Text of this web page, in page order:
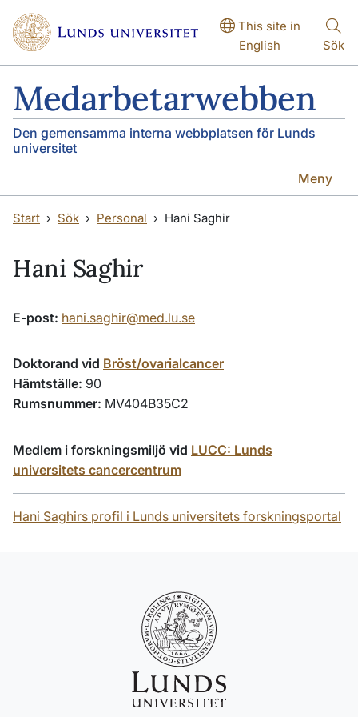
Hoppa till huvudinnehåll
Hoppa till huvudinnehåll
This site in
English
Sök
Medarbetarwebben
Den gemensamma interna webbplatsen för Lunds
universitet
Meny
Start Sök Personal Hani Saghir
Hani Saghir
E-post: hani.saghir@med.lu.se
Doktorand vid Bröst/ovarialcancer
Hämtställe: 90
Rumsnummer: MV404B35C2
Medlem i forskningsmiljö vid LUCC: Lunds
universitets cancercentrum
Hani Saghirs profil i Lunds universitets forskningsportal